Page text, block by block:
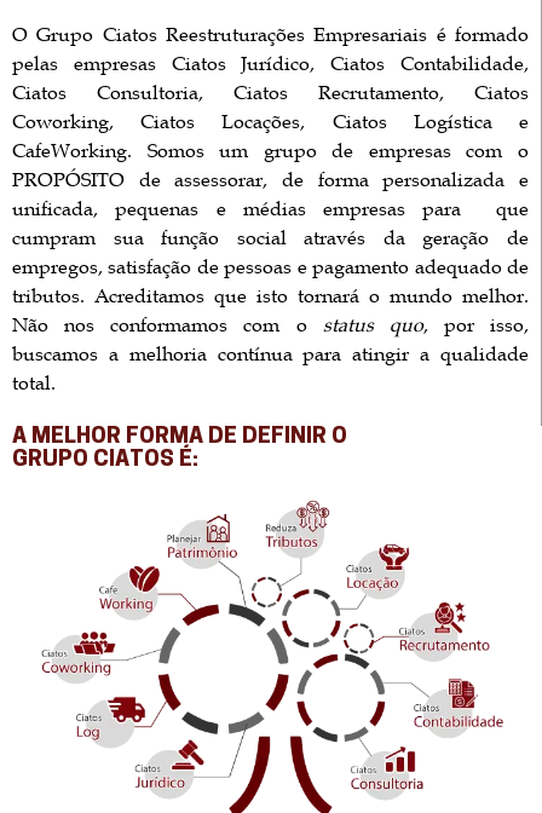
O Grupo Ciatos Reestruturações Empresariais é formado
pelas empresas Ciatos Jurídico, Ciatos Contabilidade,
Ciatos Consultoria, Ciatos Recrutamento, Ciatos
Coworking, Ciatos Locações, Ciatos Logística e
CafeWorking. Somos um grupo de empresas com o
PROPÓSITO de assessorar, de forma personalizada e
unificada, pequenas e médias empresas para que
cumpram sua função social através da geração de
empregos, satisfação de pessoas e pagamento adequado de
tributos. Acreditamos que isto tornará o mundo melhor.
Não nos conformamos com o status quo, por isso,
buscamos a melhoria contínua para atingir a qualidade
total.
A MELHOR FORMA DE DEFINIR O
GRUPO CIATOS É: